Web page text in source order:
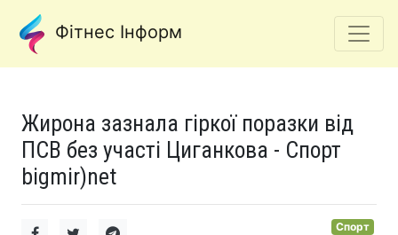
Фітнес Інформ
Жирона зазнала гіркої поразки від
ПСВ без участі Циганкова - Спорт
bigmir)net
Спорт